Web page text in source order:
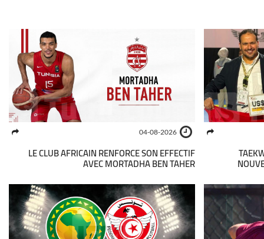
04-08-2026
LE CLUB AFRICAIN RENFORCE SON EFFECTIF
AVEC MORTADHA BEN TAHER